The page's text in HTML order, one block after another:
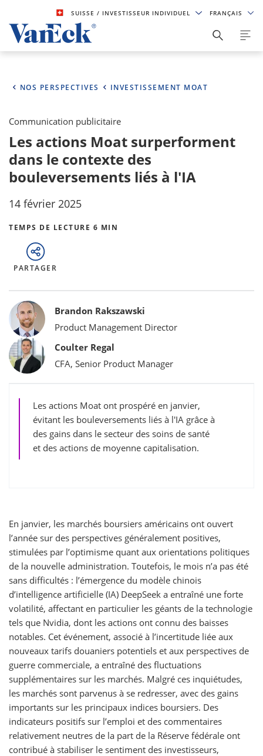
SUISSE/ INVESTISSEUR INDIVIDUEL FRANÇAIS
NOS PERSPECTIVES INVESTISSEMENT MOAT
Communication publicitaire
Les actions Moat surperforment
dans le contexte des
bouleversements liés à l'IA
14 février 2025
TEMPS DE LECTURE 6 MIN
PARTAGER
Bylines
Brandon Rakszawski
Product Management Director
Coulter Regal
CFA, Senior Product Manager
Les actions Moat ont prospéré en janvier,
évitant les bouleversements liés à l'IA grâce à
des gains dans le secteur des soins de santé
et des actions de moyenne capitalisation.
En janvier, les marchés boursiers américains ont ouvert
l’année sur des perspectives généralement positives,
stimulées par l’optimisme quant aux orientations politiques
de la nouvelle administration. Toutefois, le mois n’a pas été
sans difficultés : l’émergence du modèle chinois
d’intelligence artificielle (IA) DeepSeek a entraîné une forte
volatilité, affectant en particulier les géants de la technologie
tels que Nvidia, dont les actions ont connu des baisses
notables. Cet événement, associé à l’incertitude liée aux
nouveaux tarifs douaniers potentiels et aux perspectives de
guerre commerciale, a entraîné des fluctuations
supplémentaires sur les marchés. Malgré ces inquiétudes,
les marchés sont parvenus à se redresser, avec des gains
importants sur les principaux indices boursiers. Des
indicateurs positifs sur l’emploi et des commentaires
relativement neutres de la part de la Réserve fédérale ont
contribué à stabiliser le sentiment des investisseurs,